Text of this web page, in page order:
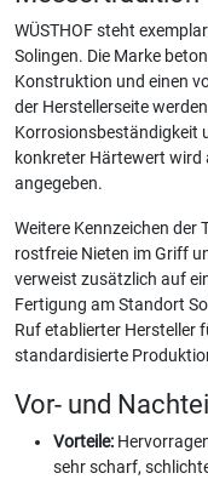
WÜSTHOF steht
Solingen. Die Marke
Konstruktion und einen
der Herstellerseite
Korrosionsbeständigkeit
konkreter Härtewert wird
angegeben.
Weitere Kennzeichen der
rostfreie Nieten im Griff
verweist zusätzlich auf
Fertigung am Standort
Ruf etablierter Hersteller
standardisierte
Vor- und
Vorteile:
sehr scharf,